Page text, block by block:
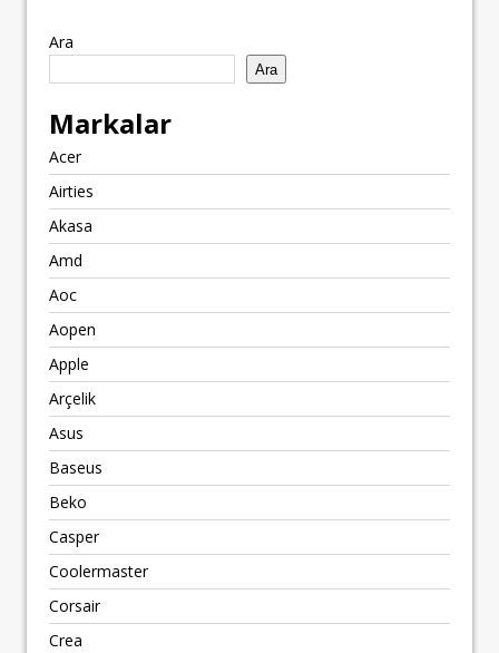
Ara
Ara
Markalar
Acer
Airties
Akasa
Amd
Aoc
Aopen
Apple
Arçelik
Asus
Baseus
Beko
Casper
Coolermaster
Corsair
Crea